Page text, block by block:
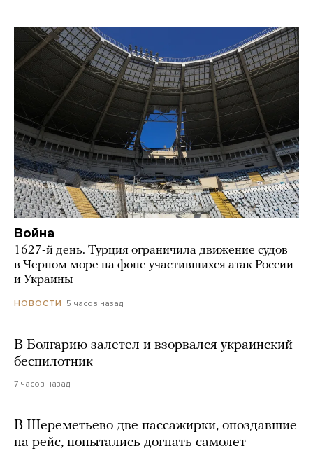
Война
1627-й день. Турция ограничила движение судов
в Черном море на фоне участившихся атак России
и Украины
НОВОСТИ 5 часов назад
В Болгарию залетел и взорвался украинский
беспилотник
7 часов назад
В Шереметьево две пассажирки, опоздавшие
на рейс, попытались догнать самолет